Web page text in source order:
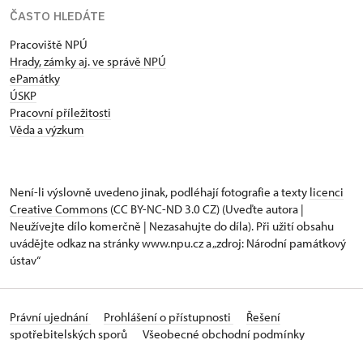
ČASTO HLEDÁTE
Pracoviště NPÚ
Hrady, zámky aj. ve správě NPÚ
ePamátky
ÚSKP
Pracovní příležitosti
Věda a výzkum
Není-li výslovně uvedeno jinak, podléhají fotografie a texty licenci
Creative Commons (CC BY-NC-ND 3.0 CZ) (Uveďte autora |
Neužívejte dílo komerčně | Nezasahujte do díla). Při užití obsahu
uvádějte odkaz na stránky www.npu.cz a „zdroj: Národní památkový
ústav“
Právní ujednání Prohlášení o přístupnosti
Řešení
spotřebitelských sporů
Všeobecné obchodní podmínky